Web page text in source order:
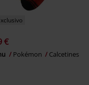
€
Pokémon Calcetines